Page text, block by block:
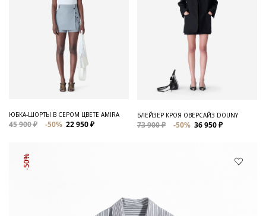
ЮБКА-ШОРТЫ В СЕРОМ ЦВЕТЕ AMIRA
45 900 ₽ -50% 22 950 ₽
БЛЕЙЗЕР КРОЯ ОВЕРСАЙЗ DOUNY
73 900 ₽ -50% 36 950 ₽
-50%